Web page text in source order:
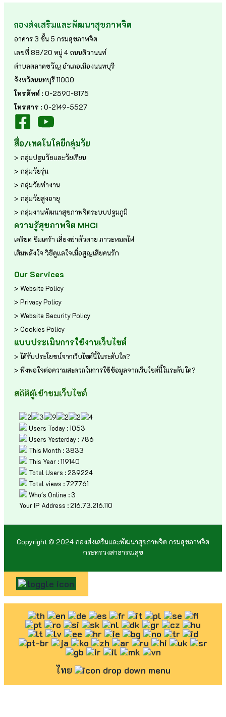
กองส่งเสริมและพัฒนาสุขภาพจิต
อาคาร 3 ชั้น 5 กรมสุขภาพจิต
เลขที่ 88/20 หมู่ 4 ถนนติวานนท์
ตำบลตลาดขวัญ อำเภอเมืองนนทบุรี
จังหวัดนนทบุรี 11000
โทรศัพท์ : 0-2590-8175
โทรสาร : 0-2149-5527
สื่อ/เทคโนโลยีกลุ่มวัย
> กลุ่มปฐมวัยและวัยเรียน
> กลุ่มวัยรุ่น
> กลุ่มวัยทำงาน
> กลุ่มวัยสูงอายุ
> กลุ่มงานพัฒนาสุขภาพจิตระบบปฐมภูมิ
ความรู้สุขภาพจิต MHCI
เครียด ซึมเศร้า เสี่ยงฆ่าตัวตาย ภาวะหมดไฟ
เติมพลังใจ วิธีดูแลใจเมื่อสูญเสียคนรัก
Our Services
> Website Policy
> Privacy Policy
> Website Security Policy
> Cookies Policy
แบบประเมินการใช้งานเว็บไซต์
> ได้รับประโยชน์จากเว็บไซต์นี้ในระดับใด?
> พึงพอใจต่อความสะดวกในการใช้ข้อมูลจากเว็บไซต์นี้ในระดับใด?
สถิติผู้เข้าชมเว็บไซต์
Users Today : 1053
Users Yesterday : 786
This Month : 3833
This Year : 119140
Total Users : 239224
Total views : 727761
Who's Online : 3
Your IP Address : 216.73.216.110
Copyright © 2024 กองส่งเสริมและพัฒนาสุขภาพจิต กรมสุขภาพจิต
กระทรวงสาธารณสุข
ไทย